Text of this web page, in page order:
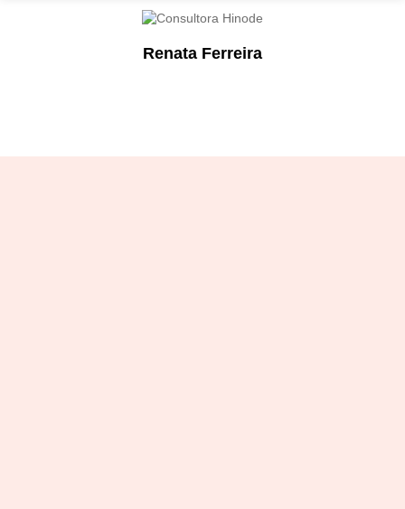
Renata Ferreira